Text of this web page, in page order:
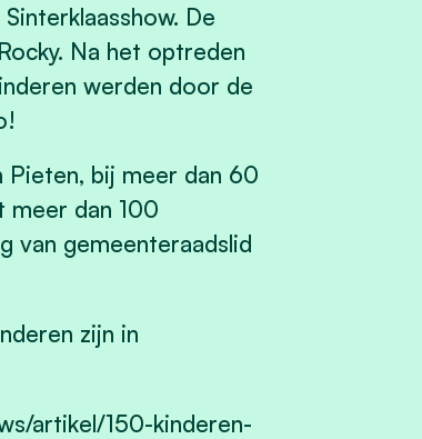
De
Na het optreden
werden door de
Pieten, bij meer dan 60
meer dan 100
van gemeenteraadslid
zijn in
artikel/150-kinderen-